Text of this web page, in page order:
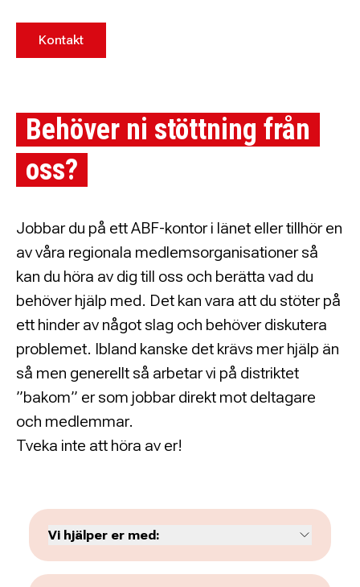
Kontakt
Behöver ni stöttning från
oss?
Jobbar du på ett ABF-kontor i länet eller tillhör en
av våra regionala medlemsorganisationer så
kan du höra av dig till oss och berätta vad du
behöver hjälp med. Det kan vara att du stöter på
ett hinder av något slag och behöver diskutera
problemet. Ibland kanske det krävs mer hjälp än
så men generellt så arbetar vi på distriktet
”bakom” er som jobbar direkt mot deltagare
och medlemmar.
Tveka inte att höra av er!
Vi hjälper er med:
• administration